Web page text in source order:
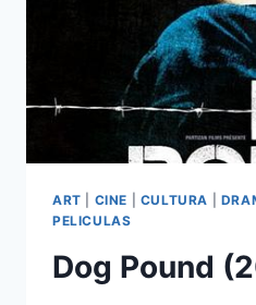
ART CINE CULTURA
PELICULAS
Dog Pound